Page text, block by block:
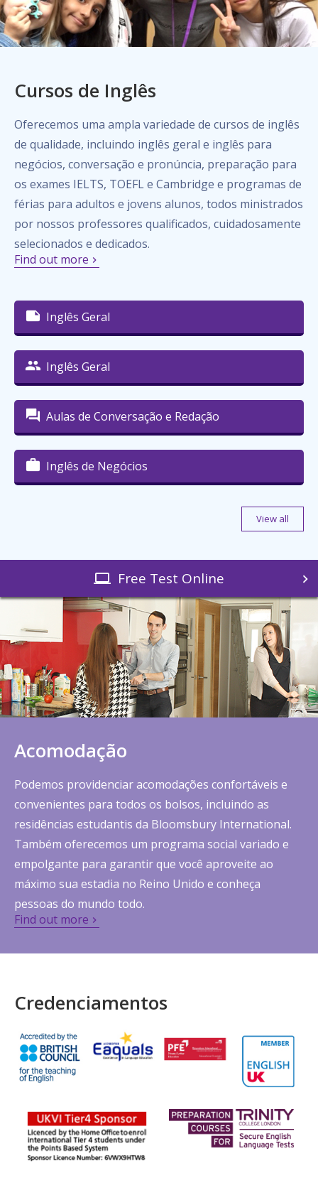
Cursos de Inglês
Oferecemos uma ampla variedade de cursos de inglês
de qualidade, incluindo inglês geral e inglês para
negócios, conversação e pronúncia, preparação para
os exames IELTS, TOEFL e Cambridge e programas de
férias para adultos e jovens alunos, todos ministrados
por nossos professores qualificados, cuidadosamente
selecionados e dedicados.
Find out more
Inglês Geral
Inglês Geral
Aulas de Conversação e Redação
Inglês de Negócios
View all
Free Test Online
Acomodação
Podemos providenciar acomodações confortáveis ​​e
convenientes para todos os bolsos, incluindo as
residências estudantis da Bloomsbury International.
Também oferecemos um programa social variado e
empolgante para garantir que você aproveite ao
máximo sua estadia no Reino Unido e conheça
pessoas do mundo todo.
Find out more
Credenciamentos